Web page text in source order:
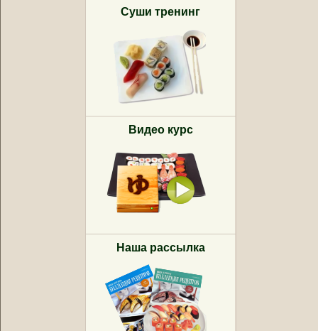
Суши тренинг
Видео курс
Наша рассылка